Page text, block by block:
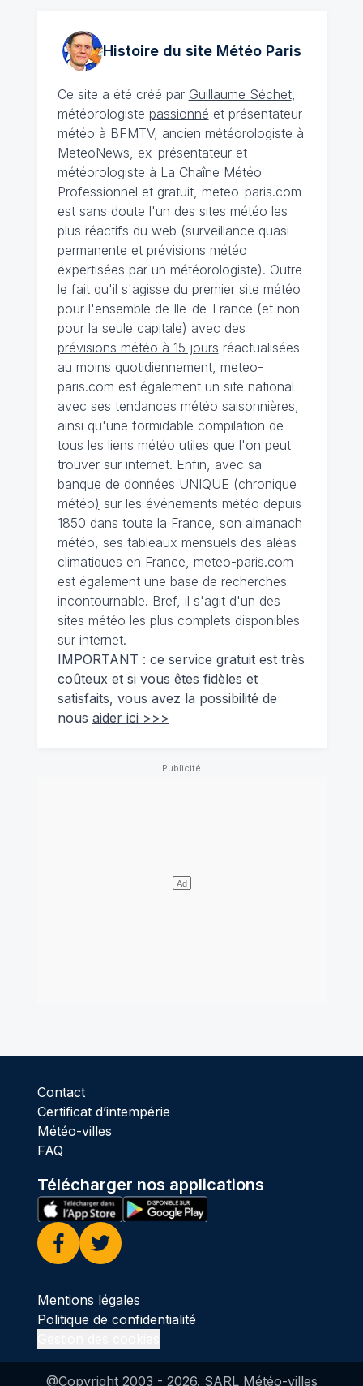
Histoire du site MétéoParis
Ce site a été créé par Guillaume Séchet,
météorologiste passionné et présentateur
météo à BFMTV, ancien météorologiste à
MeteoNews, ex-présentateur et
météorologiste à La Chaîne Météo
Professionnel et gratuit, meteo-paris.com
est sans doute l'un des sites météo les
plus réactifs du web (surveillance quasi-
permanente et prévisions météo
expertisées par un météorologiste). Outre
le fait qu'il s'agisse du premier site météo
pour l'ensemble de Ile-de-France (et non
pour la seule capitale) avec des
prévisions météo à 15 jours réactualisées
au moins quotidiennement, meteo-
paris.com est également un site national
avec ses tendances météo saisonnières,
ainsi qu'une formidable compilation de
tous les liens météo utiles que l'on peut
trouver sur internet. Enfin, avec sa
banque de données UNIQUE (chronique
météo) sur les événements météo depuis
1850 dans toute la France, son almanach
météo, ses tableaux mensuels des aléas
climatiques en France, meteo-paris.com
est également une base de recherches
incontournable. Bref, il s'agit d'un des
sites météo les plus complets disponibles
sur internet.
IMPORTANT : ce service gratuit est très
coûteux et si vous êtes fidèles et
satisfaits, vous avez la possibilité de
nous aider ici >>>
Contact
Certificat d’intempérie
Météo-villes
FAQ
Télécharger nos applications
Facebook
Twitter
Mentions légales
Politique de confidentialité
@Copyright 2003 - 2026. SARL Météo-villes